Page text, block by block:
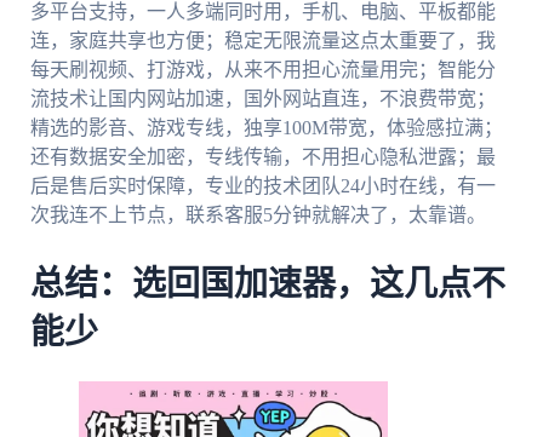
多平台支持，一人多端同时用，手机、电脑、平板都能
连，家庭共享也方便；稳定无限流量这点太重要了，我
每天刷视频、打游戏，从来不用担心流量用完；智能分
流技术让国内网站加速，国外网站直连，不浪费带宽；
精选的影音、游戏专线，独享100M带宽，体验感拉满；
还有数据安全加密，专线传输，不用担心隐私泄露；最
后是售后实时保障，专业的技术团队24小时在线，有一
次我连不上节点，联系客服5分钟就解决了，太靠谱。
总结：选回国加速器，这几点不
能少